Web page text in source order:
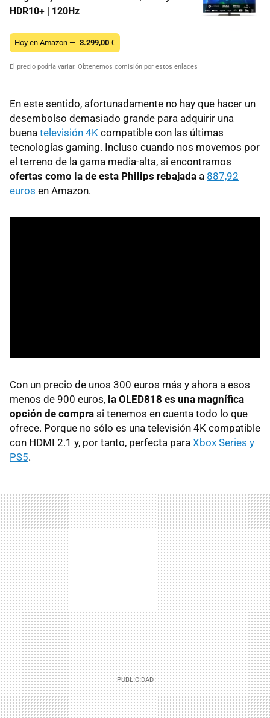
HDR10+ | 120Hz
Hoy en Amazon — 3.299,00 €
El precio podría variar. Obtenemos comisión por estos enlaces
En este sentido, afortunadamente no hay que hacer un
desembolso demasiado grande para adquirir una
buena televisión 4K compatible con las últimas
tecnologías gaming. Incluso cuando nos movemos por
el terreno de la gama media-alta, si encontramos
ofertas como la de esta Philips rebajada a 887,92
euros en Amazon.
Con un precio de unos 300 euros más y ahora a esos
menos de 900 euros, la OLED818 es una magnífica
opción de compra si tenemos en cuenta todo lo que
ofrece. Porque no sólo es una televisión 4K compatible
con HDMI 2.1 y, por tanto, perfecta para Xbox Series y
PS5.